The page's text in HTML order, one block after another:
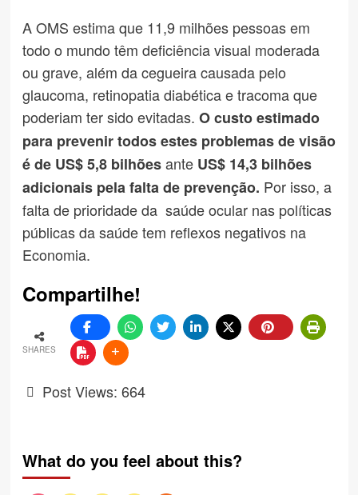
A OMS estima que 11,9 milhões pessoas em
todo o mundo têm deficiência visual moderada
ou grave, além da cegueira causada pelo
glaucoma, retinopatia diabética e tracoma que
poderiam ter sido evitadas. O custo estimado
para prevenir todos estes problemas de visão
é de US$ 5,8 bilhõesante US$ 14,3 bilhões
adicionais pela falta de prevenção. Por isso, a
falta de prioridade da saúde ocular nas políticas
públicas da saúde tem reflexos negativos na
Economia.
Compartilhe!
SHARES
Post Views: 664
What do you feel about this?